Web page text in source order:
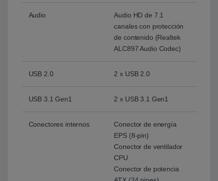
Audio
Audio HD de 7.1
canales con protección
de contenido (Realtek
ALC897 Audio Codec)
USB 2.0 2 x USB 2.0
USB 3.1 Gen1 2 x USB 3.1 Gen1
Conectores internos
Conector de energía
EPS (8-pin)
Conector de ventilador
CPU
Conector de potencia